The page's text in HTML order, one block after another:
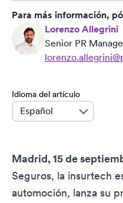
Para más información,
Lorenzo Allegrini
Senior PR
Idioma del artículo
language
Madrid, 15 de
Seguros, la insurtech
automoción, lanza su